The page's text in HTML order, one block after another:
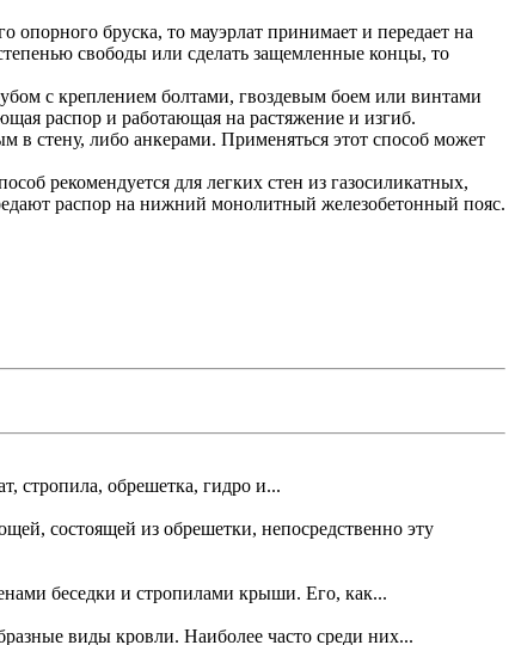
бруска, то мауэрлат принимает и передает на
свободы или сделать защемленные концы, то
с креплением болтами, гвоздевым боем или винтами
распор и работающая на растяжение и изгиб.
в стену, либо анкерами. Применяться этот способ может
рекомендуется для легких стен из газосиликатных,
распор на нижний монолитный железобетонный пояс.
стропила, обрешетка, гидро и...
состоящей из обрешетки, непосредственно эту
беседки и стропилами крыши. Его, как...
виды кровли. Наиболее часто среди них...